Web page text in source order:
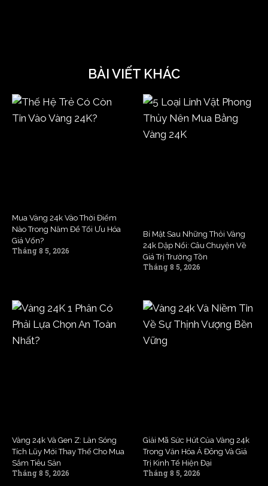
BÀI VIẾT KHÁC
Mua Vàng 24k Vào Thời Điểm
Nào Trong Năm Để Tối Ưu Hóa
Giá Vốn?
Tháng 8 5, 2026
Bí Mật Sau Những Thỏi Vàng
24k Dập Nổi: Câu Chuyện Về
Giá Trị Trường Tồn
Tháng 8 5, 2026
Vàng 24k Và Gen Z: Làn Sóng
Tích Lũy Mới Thay Thế Cho Mua
Sắm Tiêu Sản
Tháng 8 5, 2026
Giải Mã Sức Hút Của Vàng 24k
Trong Văn Hóa Á Đông Và Giá
Trị Kinh Tế Hiện Đại
Tháng 8 5, 2026